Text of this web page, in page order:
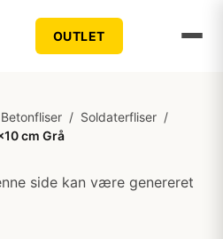
OUTLET
/ Soldaterfliser /
cm Grå
side kan være genereret